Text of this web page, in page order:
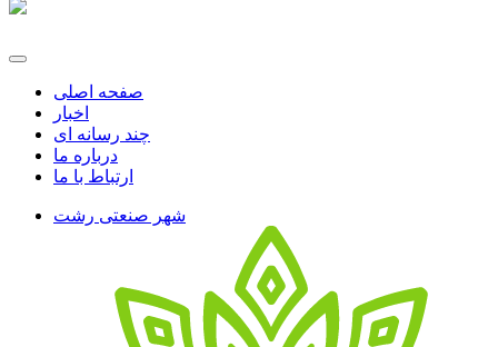
صفحه اصلی
اخبار
چند رسانه ای
درباره ما
ارتباط با ما
شهر صنعتی رشت